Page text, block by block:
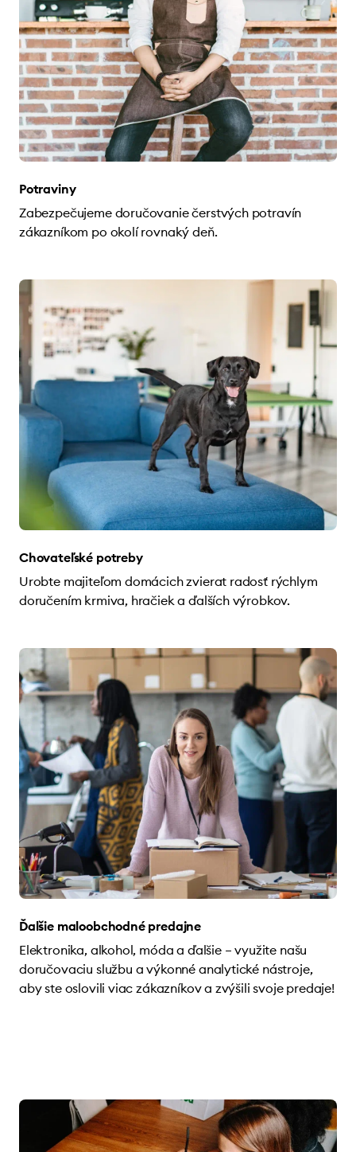
Potraviny
Zabezpečujeme doručovanie čerstvých potravín
zákazníkom po okolí rovnaký deň.
Chovateľské potreby
Urobte majiteľom domácich zvierat radosť rýchlym
doručením krmiva, hračiek a ďalších výrobkov.
Ďalšie maloobchodné predajne
Elektronika, alkohol, móda a ďalšie – využite našu
doručovaciu službu a výkonné analytické nástroje,
aby ste oslovili viac zákazníkov a zvýšili svoje predaje!